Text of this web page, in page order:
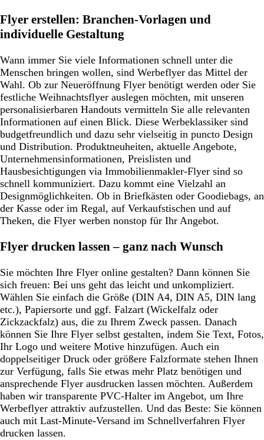
Flyer erstellen: Branchen-Vorlagen und
individuelle Gestaltung
Wann immer Sie viele Informationen schnell unter die
Menschen bringen wollen, sind Werbeflyer das Mittel der
Wahl. Ob zur Neueröffnung Flyer benötigt werden oder Sie
festliche Weihnachtsflyer auslegen möchten, mit unseren
personalisierbaren Handouts vermitteln Sie alle relevanten
Informationen auf einen Blick. Diese Werbeklassiker sind
budgetfreundlich und dazu sehr vielseitig in puncto Design
und Distribution. Produktneuheiten, aktuelle Angebote,
Unternehmensinformationen, Preislisten und
Hausbesichtigungen via Immobilienmakler-Flyer sind so
schnell kommuniziert. Dazu kommt eine Vielzahl an
Designmöglichkeiten. Ob in Briefkästen oder Goodiebags, an
der Kasse oder im Regal, auf Verkaufstischen und auf
Theken, die Flyer werben nonstop für Ihr Angebot.
Flyer drucken lassen – ganz nach Wunsch
Sie möchten Ihre Flyer online gestalten? Dann können Sie
sich freuen: Bei uns geht das leicht und unkompliziert.
Wählen Sie einfach die Größe (DIN A4, DIN A5, DIN lang
etc.), Papiersorte und ggf. Falzart (Wickelfalz oder
Zickzackfalz) aus, die zu Ihrem Zweck passen. Danach
können Sie Ihre Flyer selbst gestalten, indem Sie Text, Fotos,
Ihr Logo und weitere Motive hinzufügen. Auch ein
doppelseitiger Druck oder größere Falzformate stehen Ihnen
zur Verfügung, falls Sie etwas mehr Platz benötigen und
ansprechende Flyer ausdrucken lassen möchten. Außerdem
haben wir transparente PVC-Halter im Angebot, um Ihre
Werbeflyer attraktiv aufzustellen. Und das Beste: Sie können
auch mit Last-Minute-Versand im Schnellverfahren Flyer
drucken lassen.